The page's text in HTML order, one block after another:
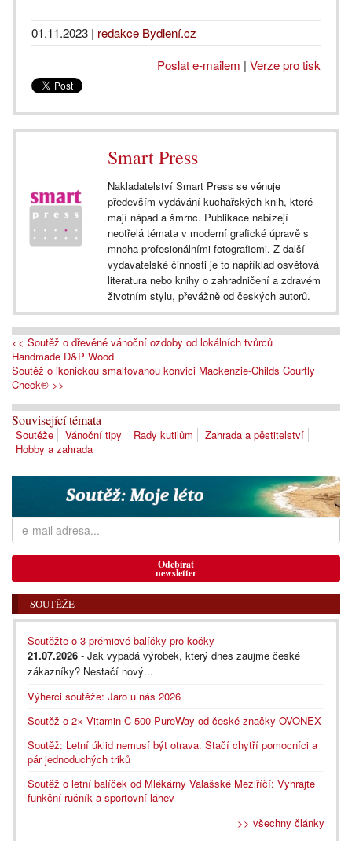
01.11.2023 | redakce Bydlení.cz
Poslat e-mailem | Verze pro tisk
Smart Press
Nakladatelství Smart Press se věnuje
především vydávání kuchařských knih, které
mají nápad a šmrnc. Publikace nabízejí
neotřelá témata v moderní grafické úpravě s
mnoha profesionálními fotografiemi. Z další
vydavatelské činnosti je to například osvětová
literatura nebo knihy o zahradničení a zdravém
životním stylu, převážně od českých autorů.
<< Soutěž o dřevěné vánoční ozdoby od lokálních tvůrců
Handmade D&P Wood
Soutěž o ikonickou smaltovanou konvici Mackenzie-Childs Courtly
Check® >>
Související témata
Soutěže Vánoční tipy Rady kutilům
Zahrada a pěstitelství
Hobby a zahrada
Odebírat
newsletter
SOUTĚŽE
Soutěžte o 3 prémiové balíčky pro kočky
21.07.2026 - Jak vypadá výrobek, který dnes zaujme české
zákazníky? Nestačí nový...
Výherci soutěže: Jaro u nás 2026
Soutěž o 2× Vitamin C 500 PureWay od české značky OVONEX
Soutěž: Letní úklid nemusí být otrava. Stačí chytří pomocníci a
pár jednoduchých triků
Soutěž o letní balíček od Mlékárny Valašské Meziříčí: Vyhrajte
funkční ručník a sportovní láhev
>> všechny články